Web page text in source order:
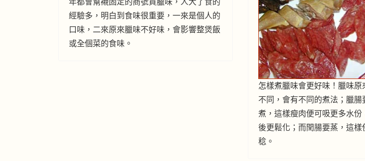
年都會幫襯固定的商號買臘味，人大了食的
經驗多，明白到食味很重要，一來是個人的
口味，二來原來臘味不好味，會影響整煲飯
或全個菜的食味。
怎樣煮臘味會更好味！臘味原
不同，會有不同的煮法；臘腸
煮，這樣瘦肉便可吸更多水份
後更鬆化；而閏腸要蒸，這樣
稔。